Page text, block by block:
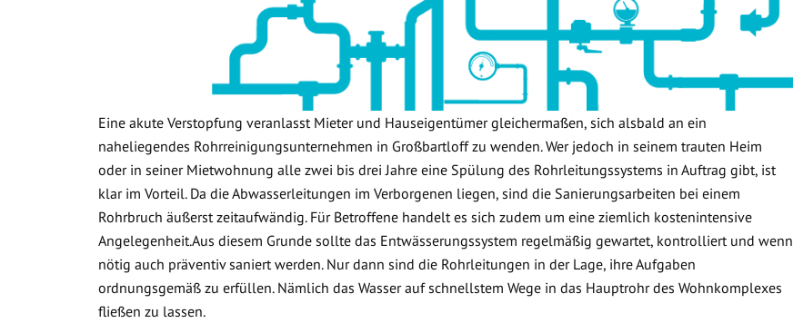
Eine akute Verstopfung veranlasst Mieter und Hauseigentümer gleichermaßen, sich alsbald an ein
naheliegendes Rohrreinigungsunternehmen in Großbartloff zu wenden. Wer jedoch in seinem trauten Heim
oder in seiner Mietwohnung alle zwei bis drei Jahre eine Spülung des Rohrleitungssystems in Auftrag gibt, ist
klar im Vorteil. Da die Abwasserleitungen im Verborgenen liegen, sind die Sanierungsarbeiten bei einem
Rohrbruch äußerst zeitaufwändig. Für Betroffene handelt es sich zudem um eine ziemlich kostenintensive
Angelegenheit.Aus diesem Grunde sollte das Entwässerungssystem regelmäßig gewartet, kontrolliert und wenn
nötig auch präventiv saniert werden. Nur dann sind die Rohrleitungen in der Lage, ihre Aufgaben
ordnungsgemäß zu erfüllen. Nämlich das Wasser auf schnellstem Wege in das Hauptrohr des Wohnkomplexes
fließen zu lassen.